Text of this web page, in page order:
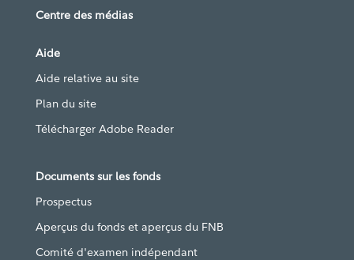
Centre des médias
Aide
Aide relative au site
Plan du site
Télécharger Adobe Reader
Documents sur les fonds
Prospectus
Aperçus du fonds et aperçus du FNB
Comité d'examen indépendant